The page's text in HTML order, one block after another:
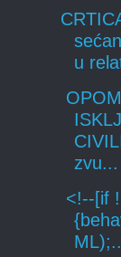
u
zvu...
<!--[if